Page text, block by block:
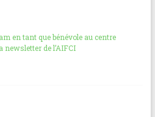
en tant que bénévole au centre
newsletter de l’AIFCI